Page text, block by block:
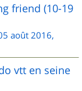
friend (10-19
août 2016,
vtt en seine